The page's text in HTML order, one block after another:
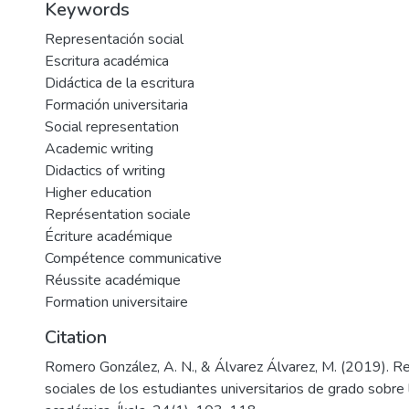
Keywords
Representación social
Escritura académica
Didáctica de la escritura
Formación universitaria
Social representation
Academic writing
Didactics of writing
Higher education
Représentation sociale
Écriture académique
Compétence communicative
Réussite académique
Formation universitaire
Citation
Romero González, A. N., & Álvarez Álvarez, M. (2019).
sociales de los estudiantes universitarios de grado sobre